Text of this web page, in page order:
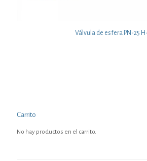
Válvula de esfera PN-25
Carrito
No hay productos en el carrito.